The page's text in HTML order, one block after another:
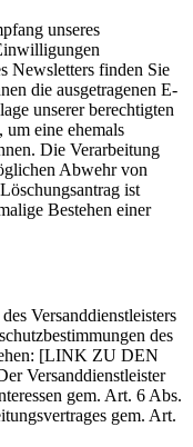
unseres
Newsletters finden Sie
die ausgetragenen E-
unserer berechtigten
um eine ehemals
Die Verarbeitung
Abwehr von
ist
Bestehen einer
Versanddienstleisters
des
[LINK ZU DEN
Versanddienstleister
gem. Art. 6 Abs.
gem. Art.